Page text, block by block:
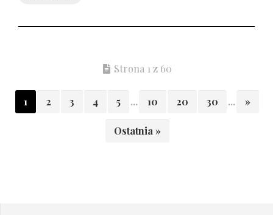
Strona 1 z 60
1 2 3 4 5 ... 10 20 30 ... »
Ostatnia »